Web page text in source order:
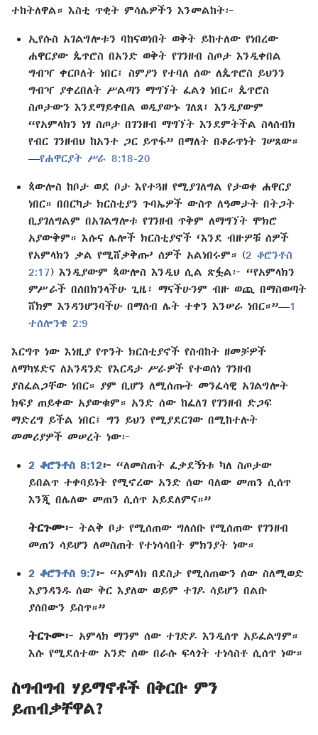
ተከትለዋል። እስቲ ጥቂት ምሳሌዎችን እንመልከት፦
ኢየሱስ አገልግሎቱን ባከናወነበት ወቅት ይከተለው የነበረው
ሐዋርያው ጴጥሮስ በአንድ ወቅት የገንዘብ ስጦታ እንዲቀበል
ግብዣ ቀርቦለት ነበር፤ ስምዖን የተባለ ሰው ለጴጥሮስ ይህንን
ግብዣ ያቀረበለት ሥልጣን ማግኘት ፈልጎ ነበር። ጴጥሮስ
ስጦታውን እንደማይቀበል ወዲያውኑ ገለጸ፤ እንዲያውም
“የአምላክን ነፃ ስጦታ በገንዘብ ማግኘት እንደምትችል ስላሰብክ
የብር ገንዘብህ ከአንተ ጋር ይጥፋ” በማለት በቆራጥነት ገሠጸው።
—የሐዋርያት ሥራ 8:18-20
ጳውሎስ ከቦታ ወደ ቦታ እየተጓዘ የሚያገለግል የታወቀ ሐዋርያ
ነበር። በበርካታ ክርስቲያን ጉባኤዎች ውስጥ ለዓመታት በትጋት
ቢያገለግልም በአገልግሎቱ የገንዘብ ጥቅም ለማግኘት ሞክሮ
አያውቅም። እሱና ሌሎች ክርስቲያኖች ‘እንደ ብዙዎቹ ሰዎች
የአምላክን ቃል የሚሸቃቅጡ’ ሰዎች አልነበሩም። (2 ቆሮንቶስ
2:17) እንዲያውም ጳውሎስ እንዲህ ሲል ጽፏል፦ “የአምላክን
ምሥራች በሰበክንላችሁ ጊዜ፣ ማናችሁንም ብዙ ወጪ በማስወጣት
ሸክም እንዳንሆንባችሁ በማሰብ ሌት ተቀን እንሠራ ነበር።”—1
ተሰሎንቄ 2:9
እርግጥ ነው እነዚያ የጥንት ክርስቲያኖች የስብከት ዘመቻዎች
ለማካሄድና ለአንዳንድ የእርዳታ ሥራዎች የተወሰነ ገንዘብ
ያስፈልጋቸው ነበር። ያም ቢሆን ለሚሰጡት መንፈሳዊ አገልግሎት
ክፍያ ጠይቀው አያውቁም። አንድ ሰው ከፈለገ የገንዘብ ድጋፍ
ማድረግ ይችል ነበር፤ ግን ይህን የሚያደርገው በሚከተሉት
መመሪያዎች መሠረት ነው፦
2 ቆሮንቶስ 8:12፦ “ለመስጠት ፈቃደኝነቱ ካለ ስጦታው
ይበልጥ ተቀባይነት የሚኖረው አንድ ሰው ባለው መጠን ሲሰጥ
እንጂ በሌለው መጠን ሲሰጥ አይደለምና።”
ትርጉሙ፦ ትልቅ ቦታ የሚሰጠው ግለሰቡ የሚሰጠው የገንዘብ
መጠን ሳይሆን ለመስጠት የተነሳሳበት ምክንያት ነው።
2 ቆሮንቶስ 9:7፦ “አምላክ በደስታ የሚሰጠውን ሰው ስለሚወድ
እያንዳንዱ ሰው ቅር እያለው ወይም ተገዶ ሳይሆን በልቡ
ያሰበውን ይስጥ።”
ትርጉሙ፦ አምላክ ማንም ሰው ተገድዶ እንዲሰጥ አይፈልግም።
እሱ የሚደሰተው አንድ ሰው በራሱ ፍላጎት ተነሳስቶ ሲሰጥ ነው።
ስግብግብ ሃይማኖቶች በቅርቡ ምን
ይጠብቃቸዋል?